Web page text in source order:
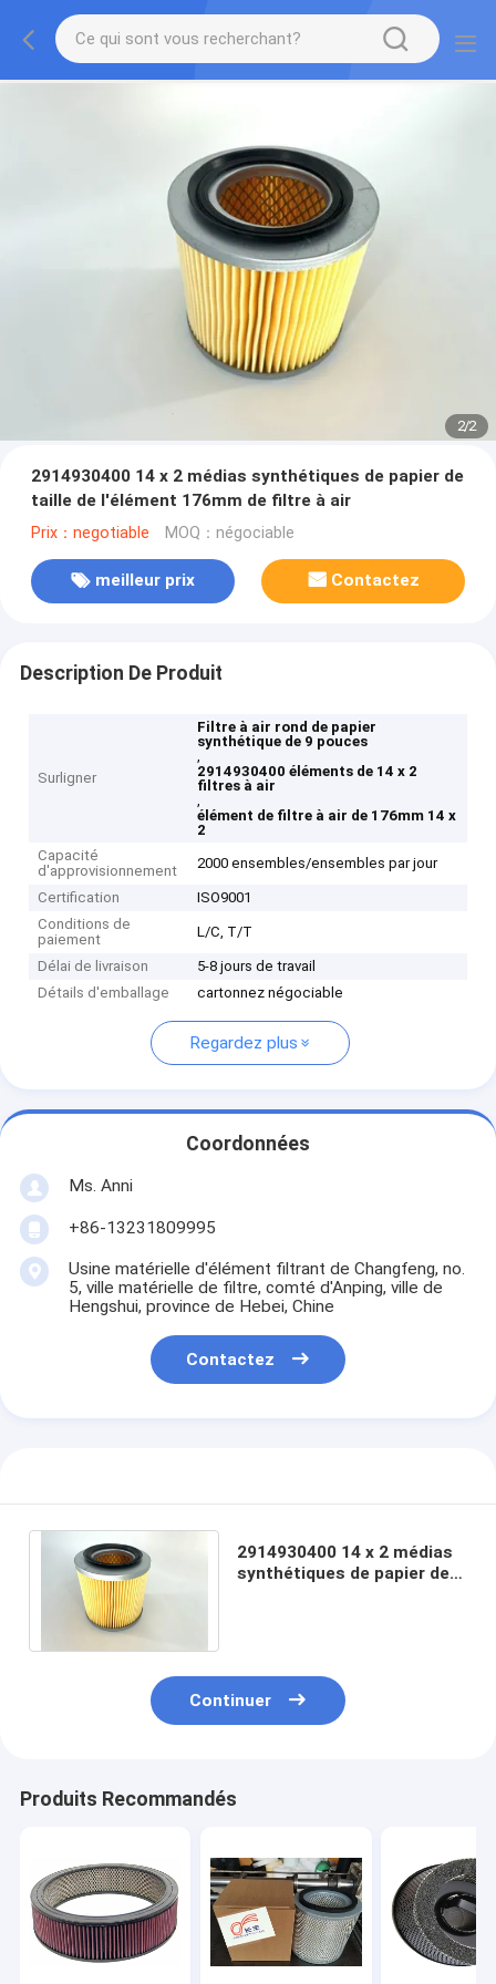
2/2
2914930400 14 x 2 médias synthétiques de papier de
taille de l'élément 176mm de filtre à air
Prix：negotiable MOQ：négociable
meilleur prix Contactez
Description De Produit
Surligner
Filtre à air rond de papier
synthétique de 9 pouces
,
2914930400 éléments de 14 x 2
filtres à air
,
élément de filtre à air de 176mm 14 x
2
Capacité
d'approvisionnement
2000 ensembles/ensembles par jour
Certification
ISO9001
Conditions de
paiement
L/C, T/T
Délai de livraison
5-8 jours de travail
Détails d'emballage
cartonnez négociable
Regardez plus
Coordonnées
Ms. Anni
+86-13231809995
Usine matérielle d'élément filtrant de Changfeng, no.
5, ville matérielle de filtre, comté d'Anping, ville de
Hengshui, province de Hebei, Chine
Contactez
2914930400 14 x 2 médias
synthétiques de papier de
Continuer
Produits Recommandés